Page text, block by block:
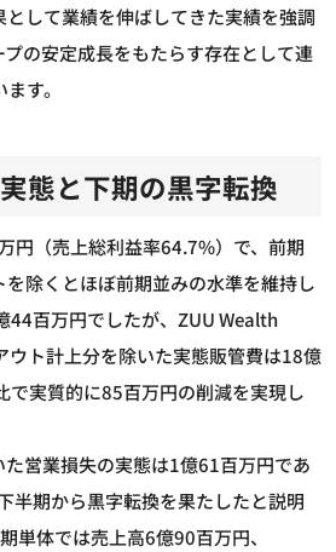
して業績を伸ばしてきた実績を強調
プの安定成長をもたらす存在として連
す。
態と下期の黒字転換
円（売上総利益率64.7%）で、前期
除くとほぼ前期並みの水準を維持し
44百万円でしたが、ZUU Wealth
ト計上分を除いた実態販管費は18億
で実質的に85百万円の削減を実現し
営業損失の実態は1億61百万円であ
半期から黒字転換を果たしたと説明
単体では売上高6億90百万円、